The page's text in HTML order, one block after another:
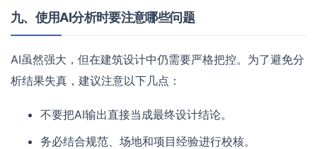
九、使用AI分析时要注意哪些问题
AI虽然强大，但在建筑设计中仍需要严格把控。为了避免分
析结果失真，建议注意以下几点：
不要把AI输出直接当成最终设计结论。
务必结合规范、场地和项目经验进行校核。